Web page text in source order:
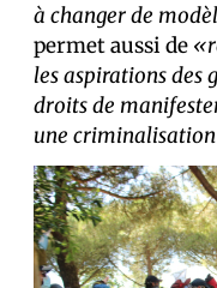
à changer de
permet aussi de
les aspirations des
droits de
une